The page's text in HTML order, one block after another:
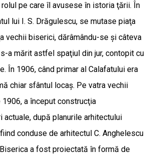
pe care îl avusese în istoria ţării. În
lui I. S. Drăgulescu, se mutase piaţa
vechii biserici, dărâ­mân­du-se şi câteva
a mărit astfel spaţiul din jur, contopit cu
În 1906, când primar al Calafatului era
chiar sfântul locaş. Pe vatra vechii
a început construcţia
actuale, după planurile arhitectului
conduse de arhitectul C. Anghelescu
a fost proiectată în formă de